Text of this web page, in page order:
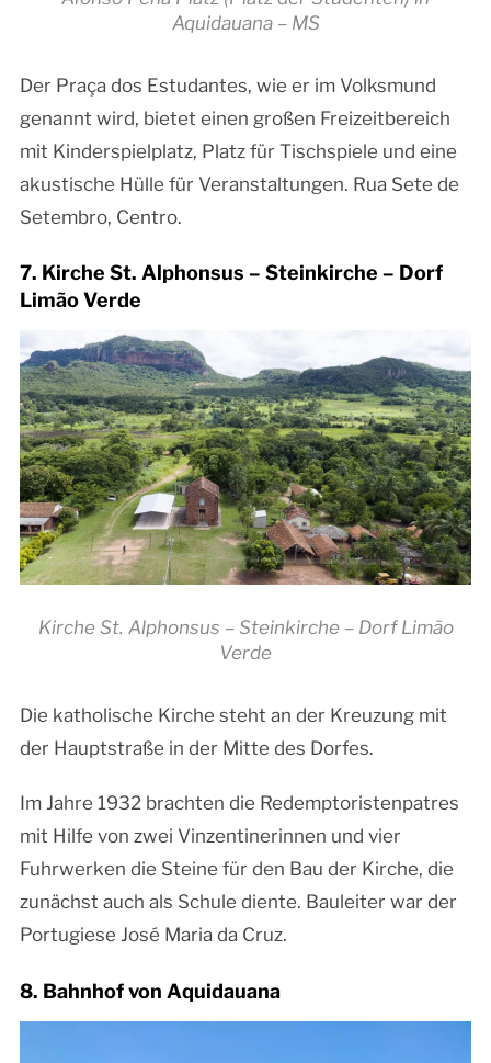
Aquidauana – MS
Der Praça dos Estudantes, wie er im Volksmund
genannt wird, bietet einen großen Freizeitbereich
mit Kinderspielplatz, Platz für Tischspiele und eine
akustische Hülle für Veranstaltungen. Rua Sete de
Setembro, Centro.
7. Kirche St. Alphonsus – Steinkirche – Dorf
Limão Verde
Kirche St. Alphonsus – Steinkirche – Dorf Limão
Verde
Die katholische Kirche steht an der Kreuzung mit
der Hauptstraße in der Mitte des Dorfes.
Im Jahre 1932 brachten die Redemptoristenpatres
mit Hilfe von zwei Vinzentinerinnen und vier
Fuhrwerken die Steine für den Bau der Kirche, die
zunächst auch als Schule diente. Bauleiter war der
Portugiese José Maria da Cruz.
8. Bahnhof von Aquidauana